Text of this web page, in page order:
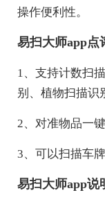
操作便利性。
易扫大师app点
1、支持计数扫
别、植物扫描识
2、对准物品一
3、可以扫描车
易扫大师app说